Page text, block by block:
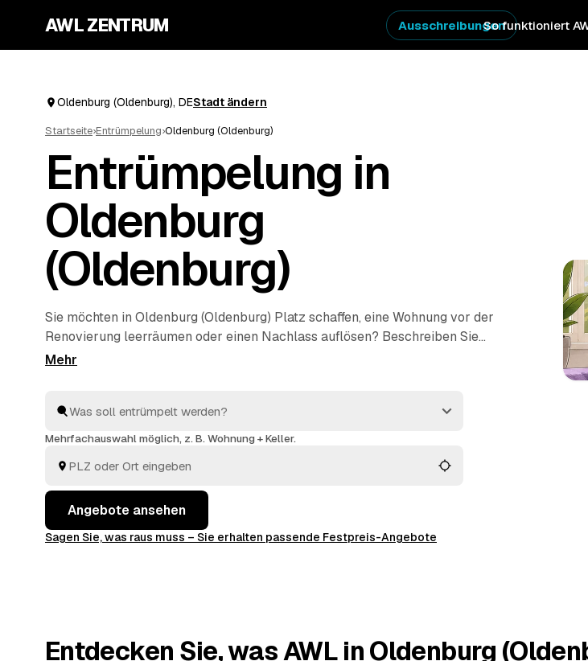
AWL ZENTRUM So funktioniert
Ausschreibungen
Oldenburg (Oldenburg), DEStadt ändern
Startseite›Entrümpelung›Oldenburg (Oldenburg)
Entrümpelung in
Oldenburg
(Oldenburg)
Sie möchten in Oldenburg (Oldenburg) Platz schaffen, eine Wohnung vor der
Renovierung leerräumen oder einen Nachlass auflösen? Beschreiben Sie
Ihren Auftrag bei AWL einmal, und schon erreichen Sie Festpreis-Angebote
entsorgt. Sie behalten die Kosten von Anfang an im Blick.
Mehrfachauswahl möglich, z. B. Wohnung + Keller.
Angebote ansehen
Sagen Sie, was raus muss – Sie erhalten passende Festpreis-Angebote
Entdecken Sie, was AWL in Oldenburg